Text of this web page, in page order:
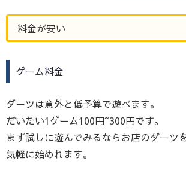
料金が安い
ゲーム料金
ダーツは意外と低予算で遊べます。
だいたい1ゲーム100円~300円です。
まず試しに遊んでみるならお店のダーツ
気軽に始めれます。